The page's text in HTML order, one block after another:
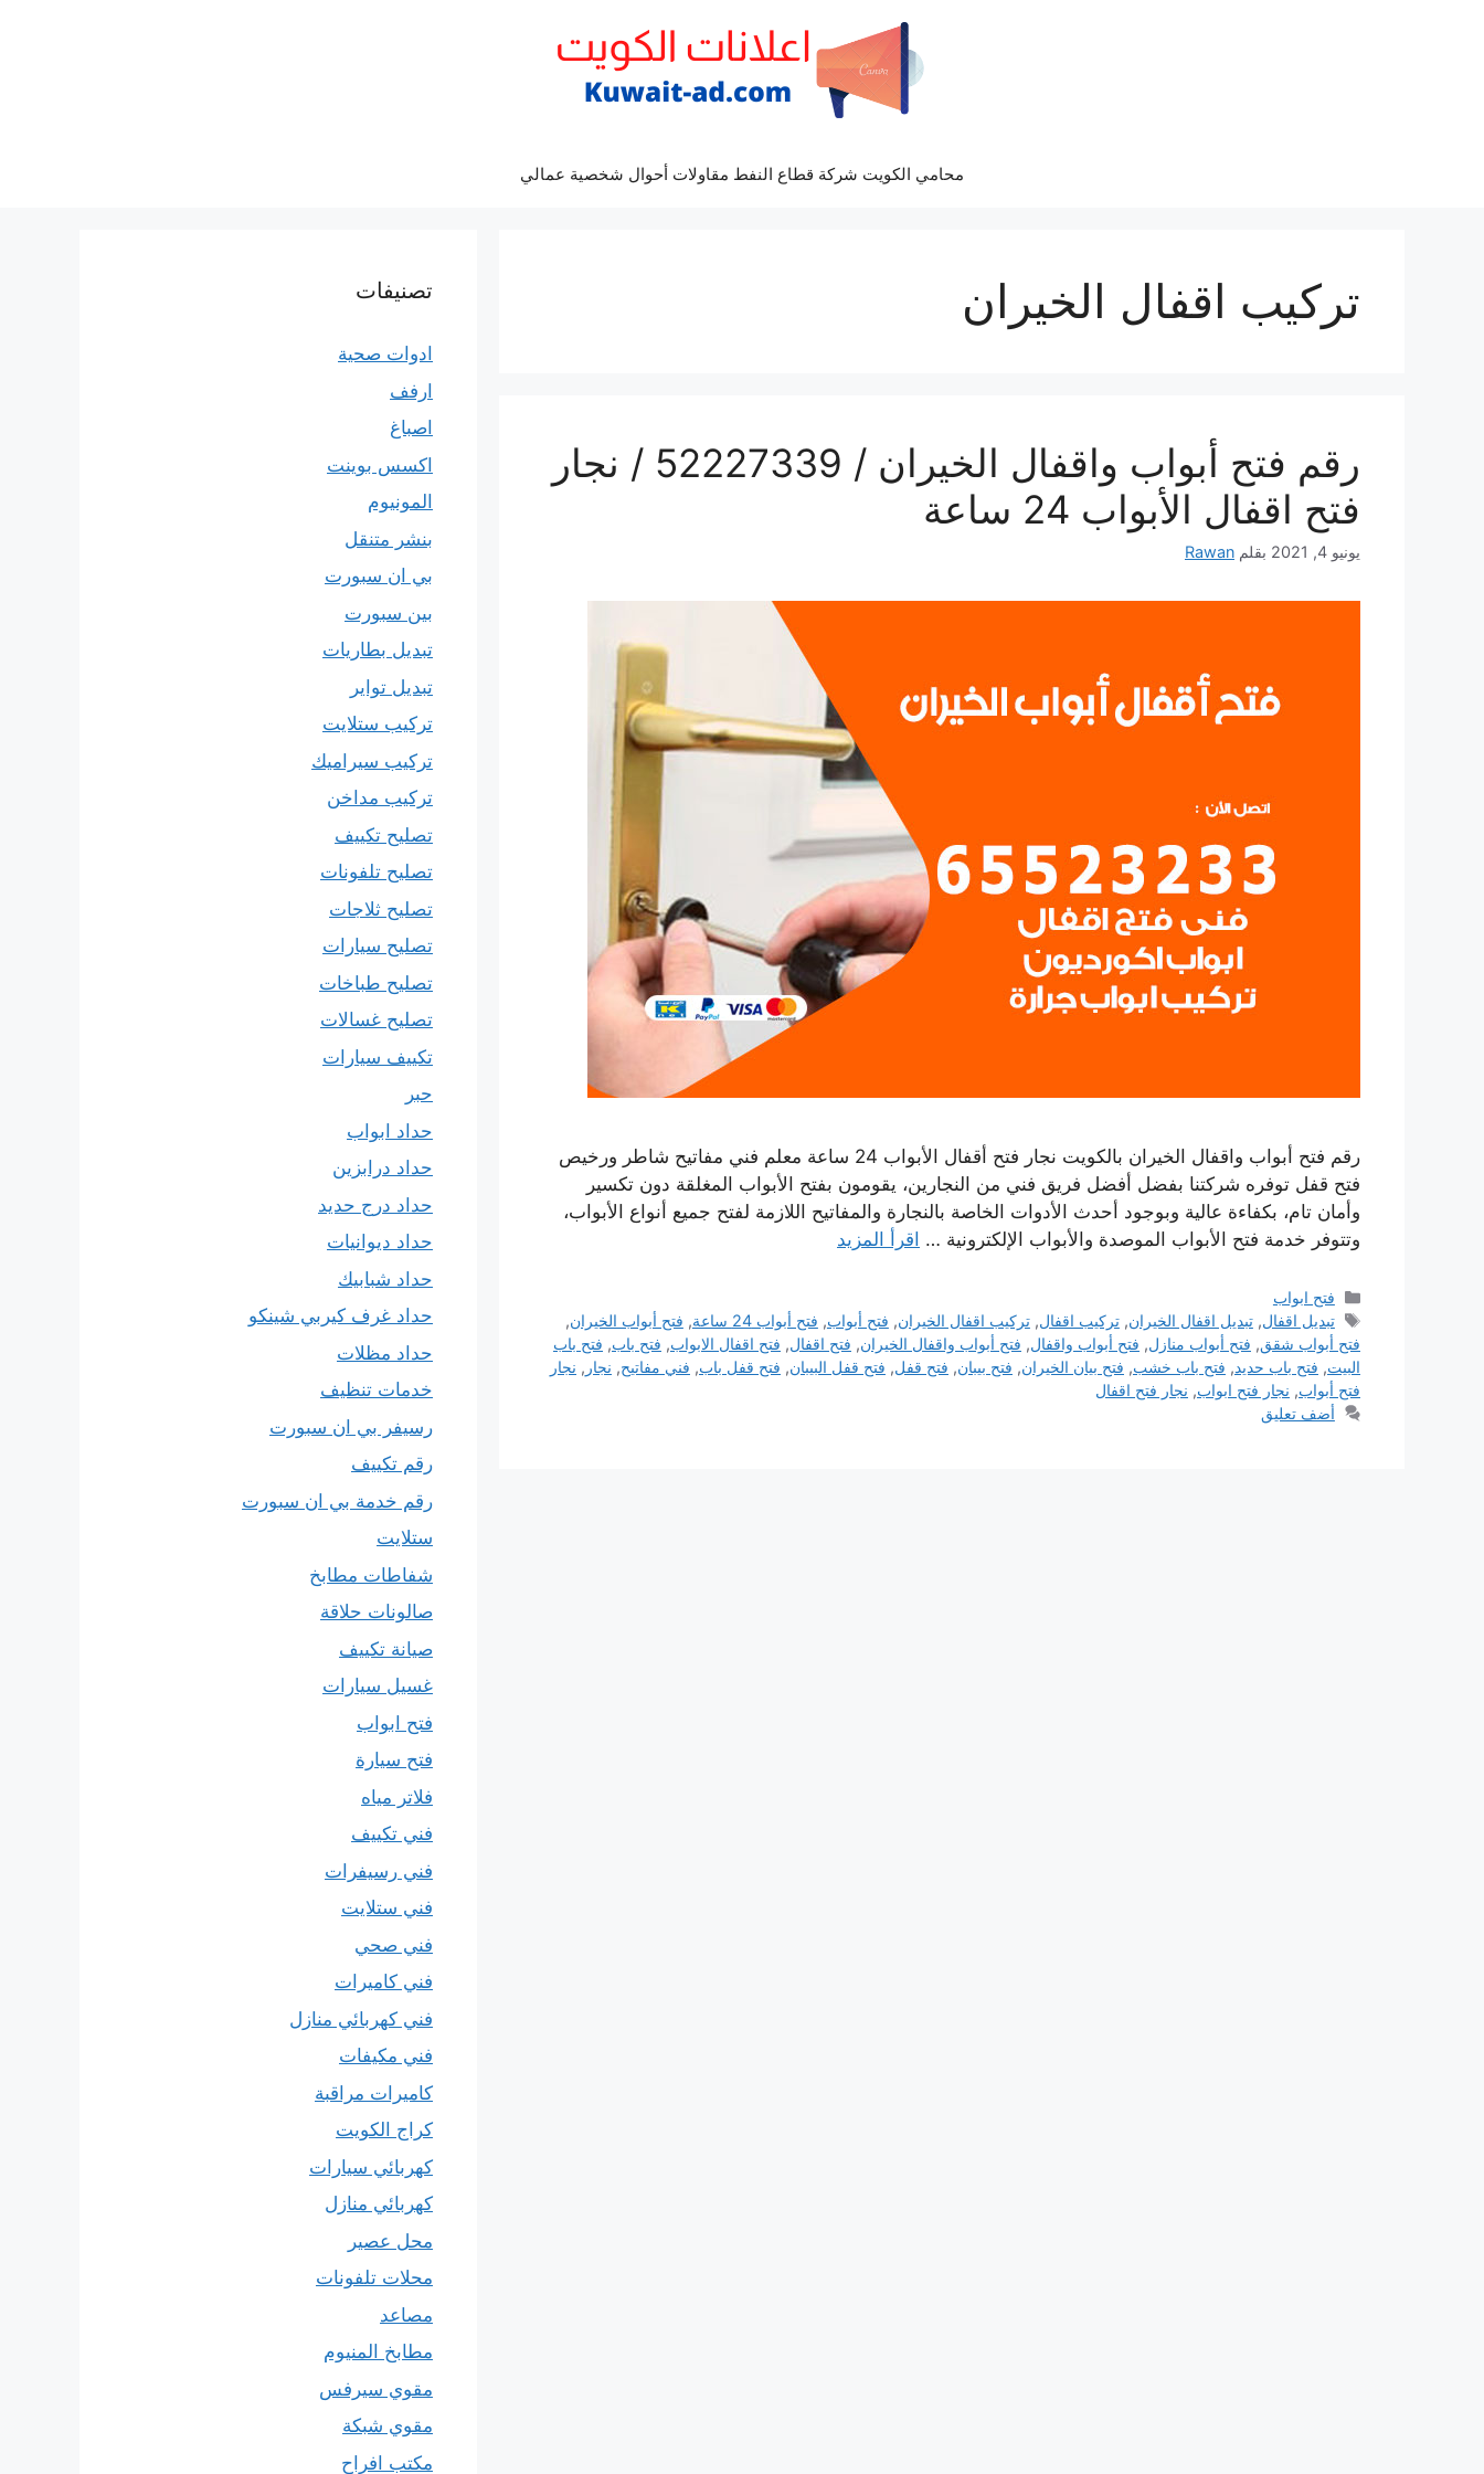
محامي الكويت شركة قطاع النفط مقاولات أحوال شخصية عمالي
تركيب اقفال الخيران
رقم فتح أبواب واقفال الخيران / 52227339 / نجار
فتح اقفال الأبواب 24 ساعة
يونيو 4, 2021 بقلم Rawan
رقم فتح أبواب واقفال الخيران بالكويت نجار فتح أقفال الأبواب 24 ساعة معلم فني مفاتيح شاطر ورخيص
فتح قفل توفره شركتنا بفضل أفضل فريق فني من النجارين، يقومون بفتح الأبواب المغلقة دون تكسير
وأمان تام، بكفاءة عالية وبوجود أحدث الأدوات الخاصة بالنجارة والمفاتيح اللازمة لفتح جميع أنواع الأبواب،
وتتوفر خدمة فتح الأبواب الموصدة والأبواب الإلكترونية … اقرأ المزيد
التصنيفات
فتح ابواب
الوسوم
تبديل اقفال,تبديل اقفال الخيران,تركيب اقفال,تركيب اقفال الخيران, فتح أبواب, فتح أبواب 24 ساعة , فتح أبواب الخيران,
فتح أبواب شقق, فتح أبواب منازل, فتح أبواب واقفال, فتح أبواب واقفال الخيران, فتح اقفال, فتح اقفال الابواب, فتح باب, فتح باب
البيت, فتح باب حديد, فتح باب خشب, فتح بيان الخيران, فتح بيبان, فتح قفل, فتح قفل البيبان, فتح قفل باب, فني مفاتيح, نجار , نجار
فتح أبواب, نجار فتح ابواب, نجار فتح اقفال
أضف تعليق
تصنيفات
ادوات صحية
ارفف
اصباغ
اكسس بوينت
المونيوم
بنشر متنقل
بي ان سبورت
بين سبورت
تبديل بطاريات
تبديل تواير
تركيب ستلايت
تركيب سيراميك
تركيب مداخن
تصليح تكييف
تصليح تلفونات
تصليح ثلاجات
تصليح سيارات
تصليح طباخات
تصليح غسالات
تكييف سيارات
حبر
حداد ابواب
حداد درابزين
حداد درج حديد
حداد ديوانيات
حداد شبابيك
حداد غرف كيربي شينكو
حداد مظلات
خدمات تنظيف
رسيفر بي ان سبورت
رقم تكييف
رقم خدمة بي ان سبورت
ستلايت
شفاطات مطابخ
صالونات حلاقة
صيانة تكييف
غسيل سيارات
فتح ابواب
فتح سيارة
فلاتر مياه
فني تكييف
فني رسيفرات
فني ستلايت
فني صحي
فني كاميرات
فني كهربائي منازل
فني مكيفات
كاميرات مراقبة
كراج الكويت
كهربائي سيارات
كهربائي منازل
محل عصير
محلات تلفونات
مصاعد
مطابخ المنيوم
مقوي سيرفس
مقوي شبكة
مكتب افراح